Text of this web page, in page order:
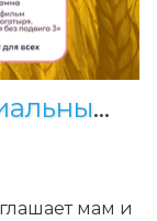
Моё первое кино: специальный сеанс для мам и малышей в «Дружбе»
мам и